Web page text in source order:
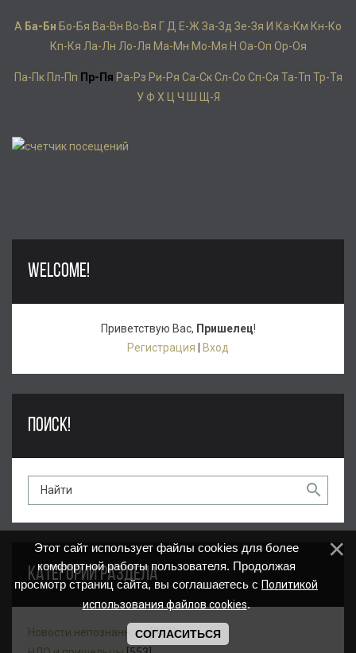
А Ба-Бн Бо-Бя Ва-Вн Во-Вя Г Д Е-Ж За-Зд Зе-Зя И Ка-Км Кн-Ко
Кп-Кя Ла-Лн Ло-Ля Ма-Мн Мо-Мя Н Оа-Оп Ор-Оя
Па-Пк Пл-Пп Пр-Пя Ра-Рз Ри-Ря Са-Ск Сл-Со Сп-Ся Та-Тп Тр-Тя
У Ф Х Ч Щ-Я
WELCOME!
Приветствую Вас, Пришелец!
Регистрация
Вход
ПОИСК!
КАТЕГОРИИ РАЗДЕЛА
Новости непознанного[962]
Этот сайт использует файлы cookies для более
комфортной работы пользователя. Продолжая
просмотр страниц сайта, вы соглашаетесь с Политикой
использования файлов cookies.
СОГЛАСИТЬСЯ